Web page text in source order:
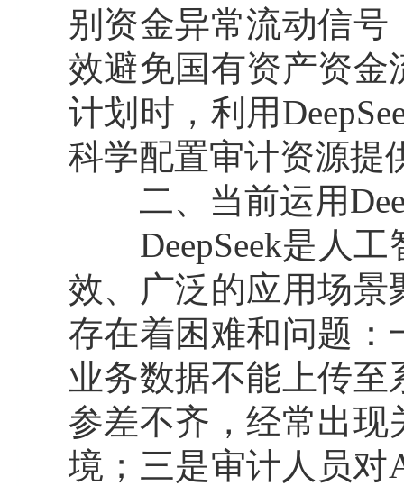
别资金异常流动信
效避免国有资产资金
计划时，利用
科学配置审计资源提
二、当前运用
DeepSeek是人工
效、广泛的应用场景
存在着困难和问题：
业务数据不能上传
参差不齐，经常出
境；三是审计人员